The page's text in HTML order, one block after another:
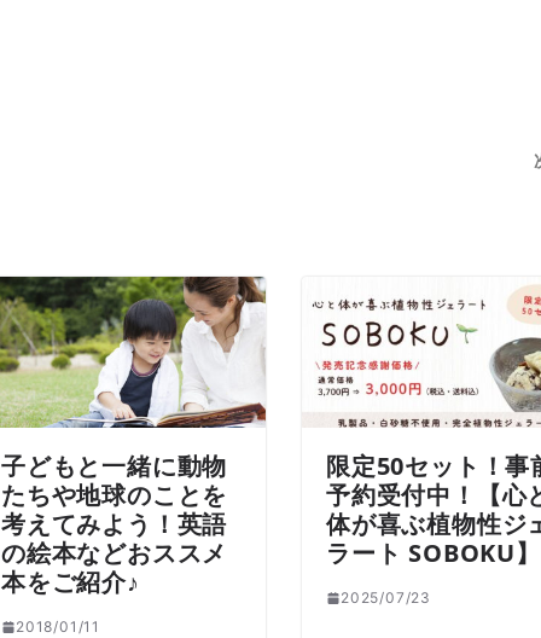
子どもと一緒に動物
たちや地球のことを
考えてみよう！英語
の絵本などおススメ
本をご紹介♪
2018/01/11
限定50セット！事
予約受付中！【心
体が喜ぶ植物性ジ
ラート SOBOKU】
2025/07/23